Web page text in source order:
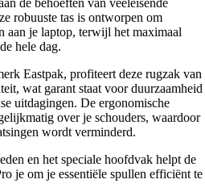
robuuste tas is ontworpen om
aan je laptop, terwijl het maximaal
hele dag.
Eastpak, profiteert deze rugzak van
wat garant staat voor duurzaamheid
uitdagingen. De ergonomische
over je schouders, waardoor
wordt verminderd.
en het speciale hoofdvak helpt de
je om je essentiële spullen efficiënt te